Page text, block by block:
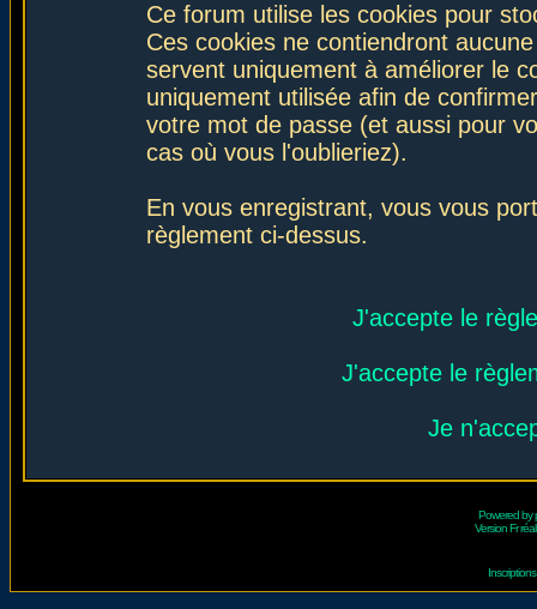
Ce forum utilise les cookies pour
Ces cookies ne contiendront
servent uniquement à améliorer le
uniquement utilisée afin de
votre mot de passe (et aussi pour
cas où vous l'oublieriez).
En vous enregistrant, vous vous
règlement ci-dessus.
J'accepte le
J'accepte le
Je
Powered by
Version Fr